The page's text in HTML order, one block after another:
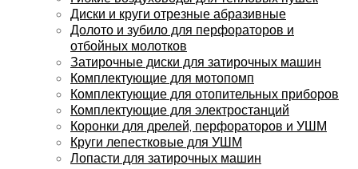
Диски и круги отрезные абразивные
Долото и зубило для перфораторов и
отбойных молотков
Затирочные диски для затирочных машин
Комплектующие для мотопомп
Комплектующие для отопительных приборов
Комплектующие для электростанций
Коронки для дрелей, перфораторов и УШМ
Круги лепестковые для УШМ
Лопасти для затирочных машин